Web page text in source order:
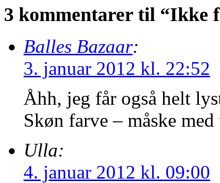
3 kommentarer til
Balles Bazaar:
3. januar 2012 kl. 22:52
Åhh, jeg får også helt
Skøn farve – måske
Ulla:
4. januar 2012 kl. 09:00